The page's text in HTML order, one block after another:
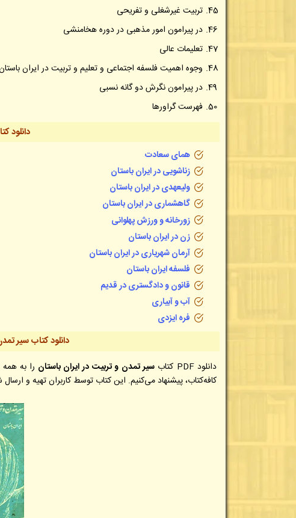
تربیت غیرشغلی و تفریحی
در پیرامون امور مذهبی در دوره هخامنشی
تعلیمات عالی
وجوه اهمیت فلسفه اجتماعی و تعلیم و تربیت در ایران
در پیرامون نگرش دو گانه نسبی
فهرست گراورها
دانلود
همای سعادت
زناشویی در ایران باستان
ولیعهدی در ایران باستان
گاهشماری در ایران باستان
زورخانه و ورزش پهلوانی
زن در ایران باستان
آرمان شهریاری در ایران باستان
فلسفه ایران باستان
قانون و دادگستری در قدیم
آب و آبیاری
فره ایزدی
دانلود کتابسیر
دانلود PDF کتاب
سیر تمدن و تربیت در ایران باستان را به
کافه‌کتاب، پیشنهاد می‌کنیم. این کتاب توسط کاربران تهیه و